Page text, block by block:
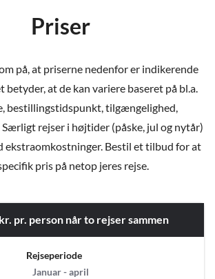
Priser
på, at priserne nedenfor er indikerende
betyder, at de kan variere baseret på bl.a.
bestillingstidspunkt, tilgængelighed,
rejser i højtider (påske, jul og nytår)
ekstraomkostninger. Bestil et tilbud for at
pris på netop jeres rejse.
pr. person når to rejser sammen
Rejseperiode
Januar - april